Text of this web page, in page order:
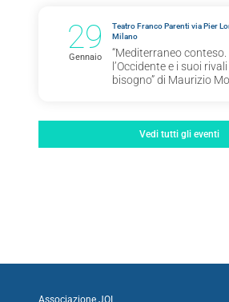
29
Gennaio
Teatro Franco Parenti via Pier
Milano
“Mediterraneo conteso.
l’Occidente e i suoi
bisogno” di Maurizio
Vedi tutti gli eventi
Associazione JOI